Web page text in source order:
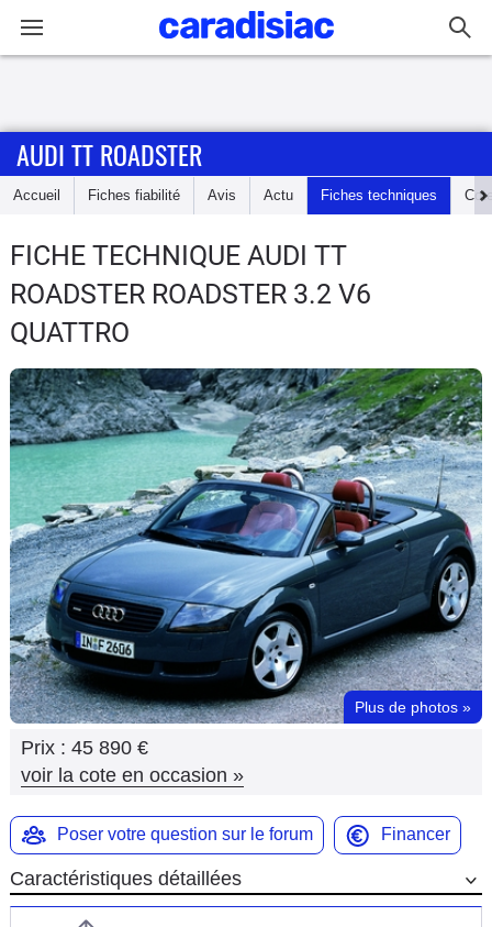
Accueil
Essais
Guide
d'achat
Electriques
Utilitaires
Flottes
Auto
Services
Forum
Moto
Marques
AUDI TT ROADSTER
Accueil Fiches fiabilité Avis Actu Fiches techniques
FICHE TECHNIQUE AUDI TT
ROADSTER ROADSTER 3.2 V6
QUATTRO
Plus de photos »
Prix : 45 890 €
voir la cote en occasion »
Poser votre question sur le forum Financer
Caractéristiques détaillées